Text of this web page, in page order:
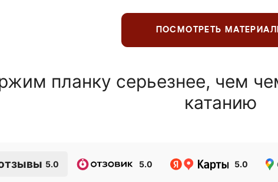
ПОСМОТРЕТЬ
планку серьезнее, чем
катанию
5.0 5.0 5.0